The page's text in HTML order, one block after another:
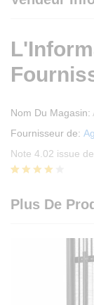
Nom Du Magasin:
Fournisseur de:
Note 4.02 issue
4.02
sur 5
Plus De